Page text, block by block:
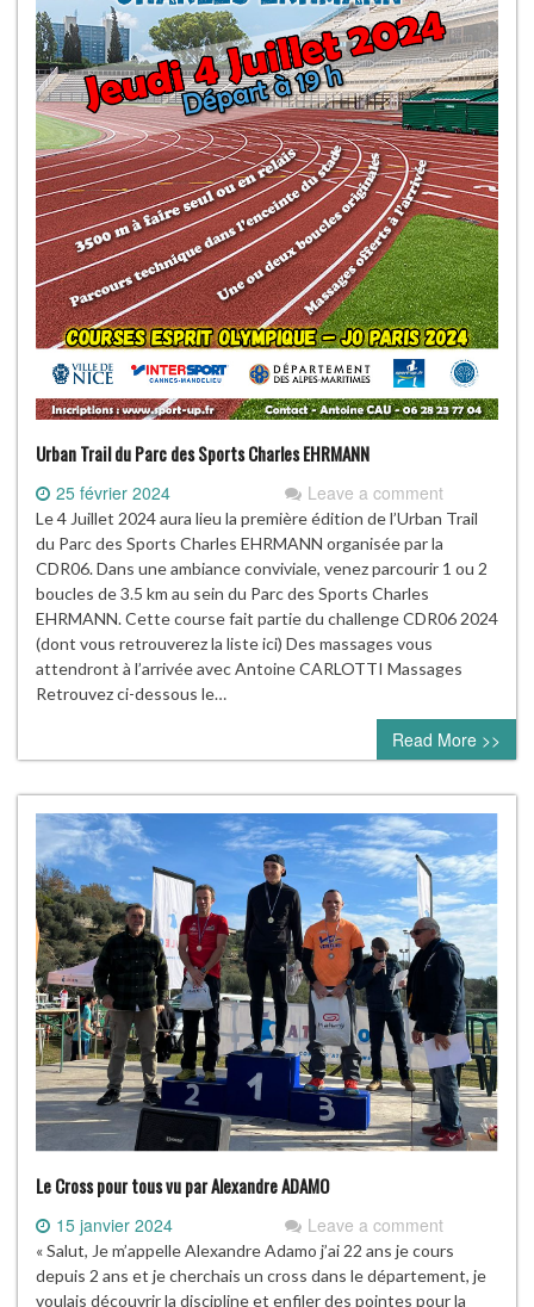
Urban Trail du Parc des Sports Charles EHRMANN
25 février 2024 Leave a comment
Le 4 Juillet 2024 aura lieu la première édition de l’Urban Trail
du Parc des Sports Charles EHRMANN organisée par la
CDR06. Dans une ambiance conviviale, venez parcourir 1 ou 2
boucles de 3.5 km au sein du Parc des Sports Charles
EHRMANN. Cette course fait partie du challenge CDR06 2024
(dont vous retrouverez la liste ici) Des massages vous
attendront à l’arrivée avec Antoine CARLOTTI Massages
Retrouvez ci-dessous le…
Read More >>
Le Cross pour tous vu par Alexandre ADAMO
15 janvier 2024 Leave a comment
« Salut, Je m’appelle Alexandre Adamo j’ai 22 ans je cours
depuis 2 ans et je cherchais un cross dans le département, je
voulais découvrir la discipline et enfiler des pointes pour la